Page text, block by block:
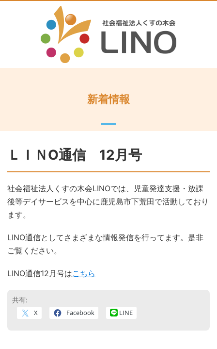
新着情報
ＬＩＮO通信 12月号
社会福祉法人くすの木会LINOでは、児童発達支援・放課
後等デイサービスを中心に鹿児島市下荒田で活動しており
ます。
LINO通信としてさまざまな情報発信を行ってます。是非
ご覧ください。
LINO通信12月号はこちら
共有:
X Facebook LINE